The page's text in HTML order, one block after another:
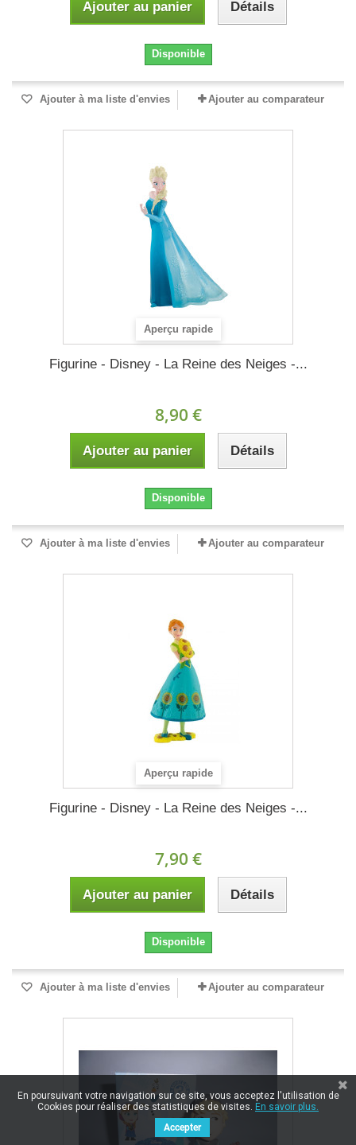
Ajouter au panier Détails
Disponible
Ajouter à ma liste d'envies Ajouter au comparateur
Aperçu rapide
Figurine - Disney - La Reine des Neiges -...
8,90 €
Ajouter au panier Détails
Disponible
Ajouter à ma liste d'envies Ajouter au comparateur
Aperçu rapide
Figurine - Disney - La Reine des Neiges -...
7,90 €
Ajouter au panier Détails
Disponible
Ajouter à ma liste d'envies Ajouter au comparateur
En poursuivant votre navigation sur ce site, vous acceptez l'utilisation de
Cookies pour réaliser des statistiques de visites. En savoir plus.
Accepter